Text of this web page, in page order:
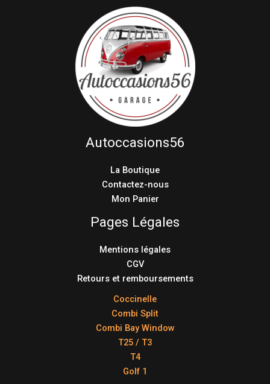
Autoccasions56
La Boutique
Contactez-nous
Mon Panier
Pages Légales
Mentions légales
CGV
Retours et remboursements
Coccinelle
Combi Split
Combi Bay Window
T25 / T3
T4
Golf 1